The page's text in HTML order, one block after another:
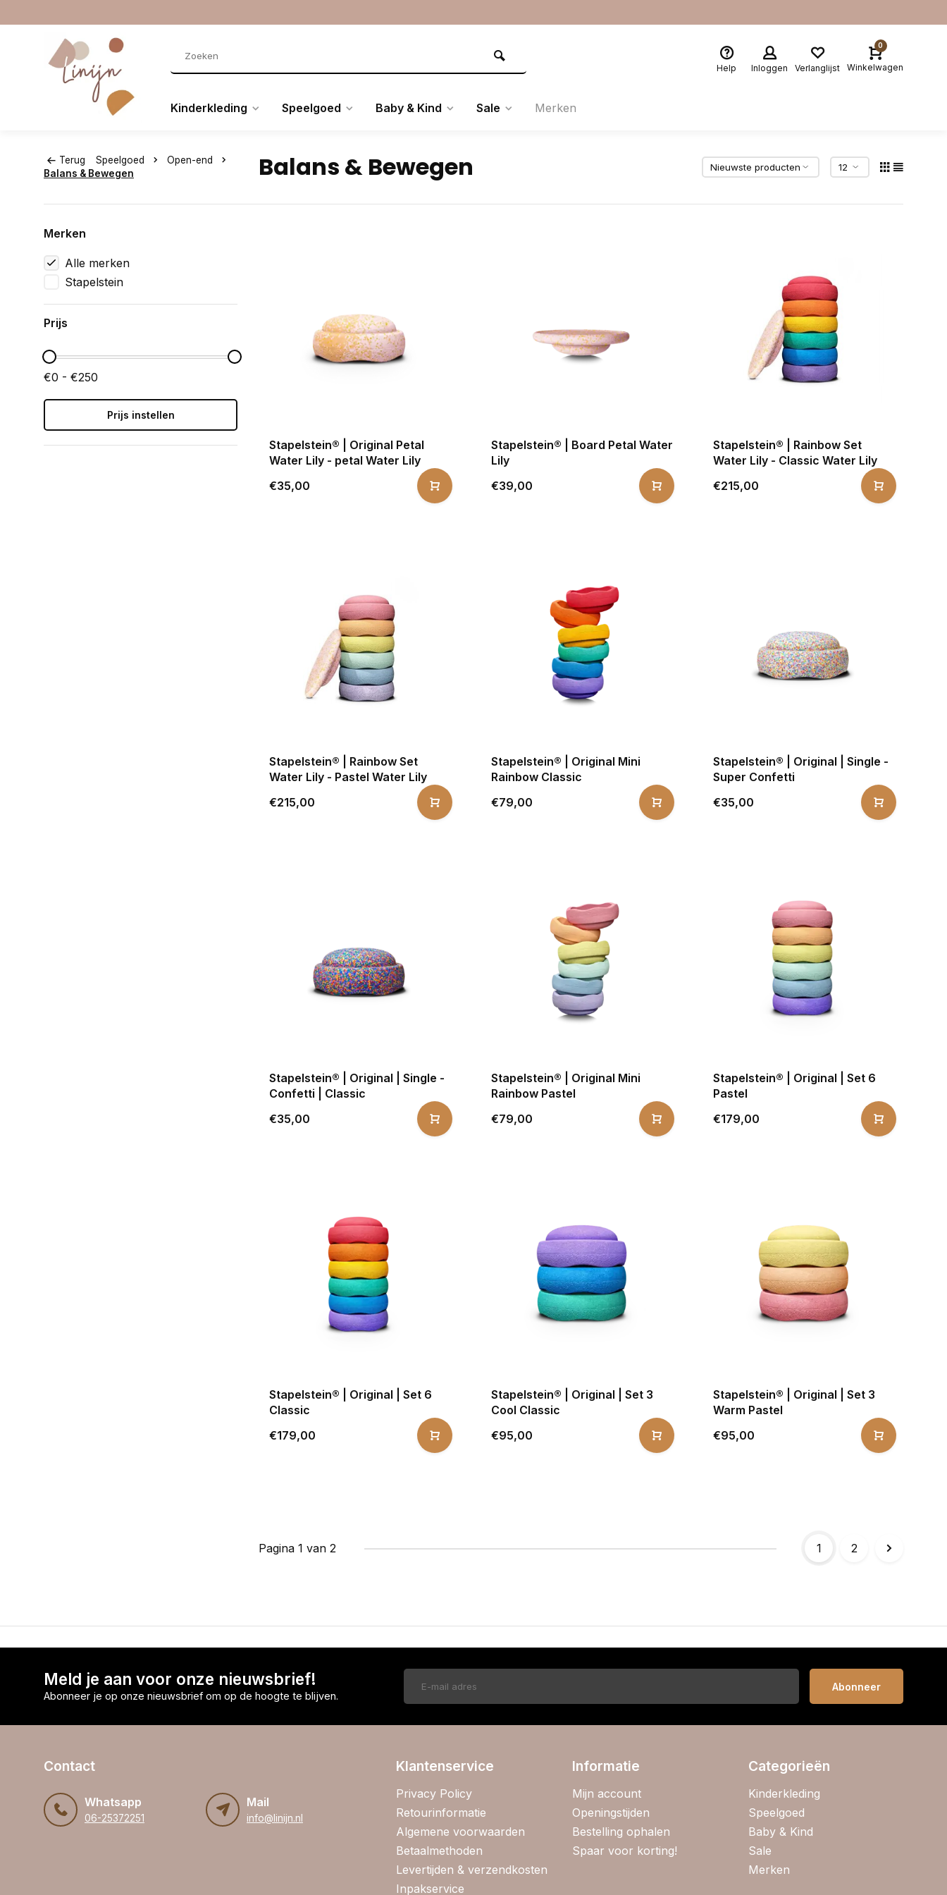
Help Inloggen Verlanglijst
0
Winkelwagen
Kinderkleding Speelgoed Baby & Kind Sale Merken
Terug Speelgoed
Open-end
Balans & Bewegen
Balans & Bewegen
Merken
Alle merken
Stapelstein
Prijs
€0 - €250
Prijs instellen
Stapelstein® | Original Petal
Water Lily - petal Water Lily
€35,00
Stapelstein® | Board Petal Water
Lily
€39,00
Stapelstein® | Rainbow Set
Water Lily - Classic Water Lily
€215,00
Stapelstein® | Rainbow Set
Water Lily - Pastel Water Lily
€215,00
Stapelstein® | Original Mini
Rainbow Classic
€79,00
Stapelstein® | Original | Single -
Super Confetti
€35,00
Stapelstein® | Original | Single -
Confetti | Classic
€35,00
Stapelstein® | Original Mini
Rainbow Pastel
€79,00
Stapelstein® | Original | Set 6
Pastel
€179,00
Stapelstein® | Original | Set 6
Classic
€179,00
Stapelstein® | Original | Set 3
Cool Classic
€95,00
Stapelstein® | Original | Set 3
Warm Pastel
€95,00
Pagina 1 van 2 1 2
Meld je aan voor onze nieuwsbrief!
Abonneer je op onze nieuwsbrief om op de hoogte te blijven.
Abonneer
Contact
Whatsapp
06-25372251
Mail
info@linijn.nl
Klantenservice
Privacy Policy
Retourinformatie
Algemene voorwaarden
Betaalmethoden
Levertijden & verzendkosten
Inpakservice
Informatie
Mijn account
Openingstijden
Bestelling ophalen
Spaar voor korting!
Categorieën
Kinderkleding
Speelgoed
Baby & Kind
Sale
Merken